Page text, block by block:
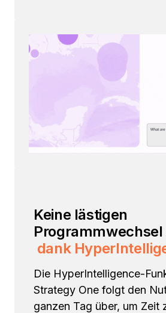
Keine lästigen
Programmwechsel
dank
Die HyperIntelligence-
Strategy One folgt den
ganzen Tag über, um Zeit